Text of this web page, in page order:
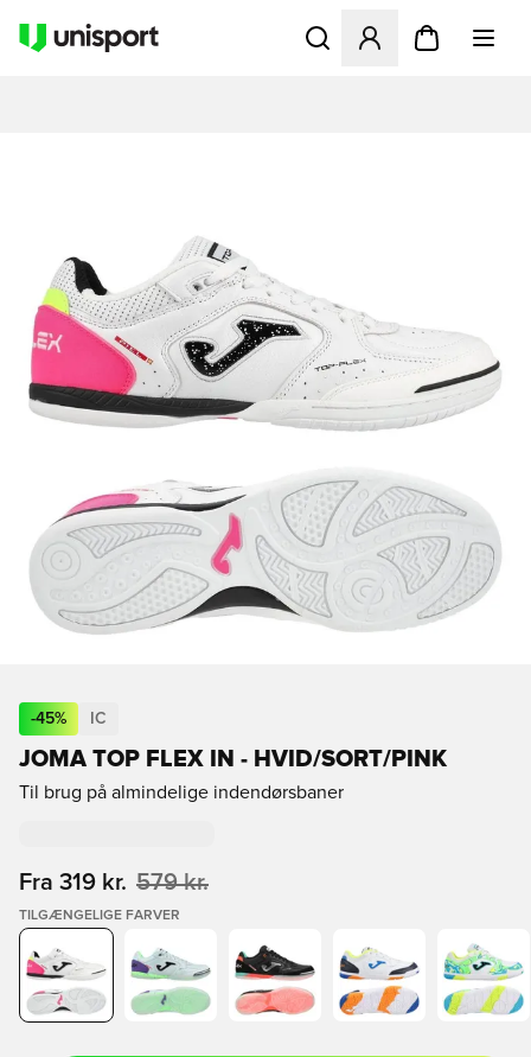
Åbner en Modal til at
-45% IC
JOMA TOP FLEX IN - HVID/SORT/PINK
Til brug på almindelige indendørsbaner
Fra 319 kr. 579 kr.
TILGÆNGELIGE FARVER